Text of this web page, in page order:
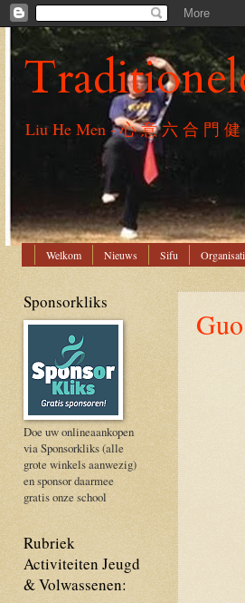
Liu He Men - 心 意 六 合 門
Welkom Nieuws Sifu
Sponsorkliks
Doe uw onlineaankopen
via Sponsorkliks (alle
grote winkels aanwezig)
en sponsor daarmee
gratis onze school
Rubriek
Activiteiten Jeugd
& Volwassenen: